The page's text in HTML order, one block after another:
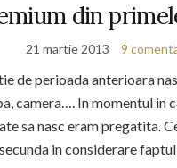
din
21 martie 2013 9
de perioada anterioara
camera…. In momentul in
sa nasc eram pregatita.
in considerare